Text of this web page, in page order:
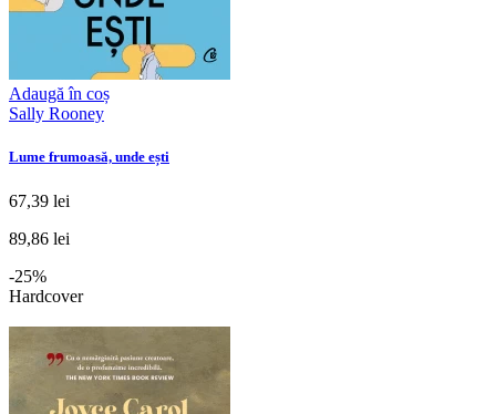
Adaugă în coș
Sally Rooney
Lume frumoasă, unde ești
67,39 lei
89,86 lei
-25%
Hardcover